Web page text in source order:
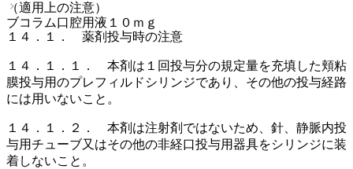
ブコラム口腔用液１０ｍｇ
（適用上の注意）
１４．１． 薬剤投与時の注意
１４．１．１． 本剤は１回投与分の規定量を充填した頬粘
膜投与用のプレフィルドシリンジであり、その他の投与経路
には用いないこと。
１４．１．２． 本剤は注射剤ではないため、針、静脈内投
与用チューブ又はその他の非経口投与用器具をシリンジに装
着しないこと。